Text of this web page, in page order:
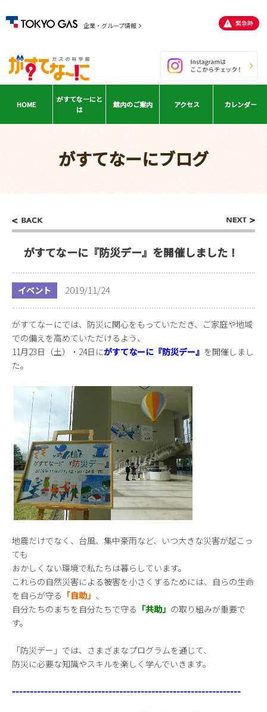
企業・グループ情報 緊急時
HOME
がすてなーにと
は
館内のご案内 アクセス カレンダー
がすてなーにブログ
がすてなーに『防災デー』を開催しました！
イベント 2019/11/24
がすてなーにでは、防災に関心をもっていただき、ご家庭や地域
での備えを高めていただけるよう、
11月23日（土）・24日にがすてなーに『防災デー』 を開催しまし
た。
地震だけでなく、台風、集中豪雨など、いつ大きな災害が起こっ
ても
おかしくない環境で私たちは暮らしています。
これらの自然災害による被害を小さくするためには、自らの生命
を自らが守る 「自助」 、
自分たちのまちを自分たちで守る 「共助」 の取り組みが重要で
す。
「防災デー」では、さまざまなプログラムを通じて、
防災に必要な知識やスキルを楽しく学んでいきます。
----------------------------------------------------------------